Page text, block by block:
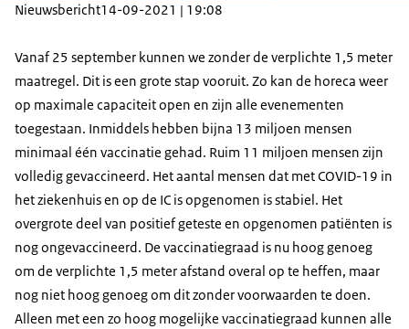
Nieuwsbericht14-09-2021 | 19:08
Vanaf 25 september kunnen we zonder de verplichte 1,5 meter
maatregel. Dit is een grote stap vooruit. Zo kan de horeca weer
op maximale capaciteit open en zijn alle evenementen
toegestaan. Inmiddels hebben bijna 13 miljoen mensen
minimaal één vaccinatie gehad. Ruim 11 miljoen mensen zijn
volledig gevaccineerd. Het aantal mensen dat met COVID-19 in
het ziekenhuis en op de IC is opgenomen is stabiel. Het
overgrote deel van positief geteste en opgenomen patiënten is
nog ongevaccineerd. De vaccinatiegraad is nu hoog genoeg
om de verplichte 1,5 meter afstand overal op te heffen, maar
nog niet hoog genoeg om dit zonder voorwaarden te doen.
Alleen met een zo hoog mogelijke vaccinatiegraad kunnen alle